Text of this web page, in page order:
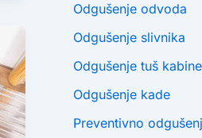
Odgušenje odvoda
Odgušenje slivnika
Odgušenje tuš kabine
Odgušenje kade
Preventivno